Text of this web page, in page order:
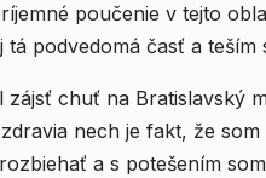
poučenie v tejto
podvedomá časť a
zájsť chuť na Bratislavský
nech je fakt, že
a s potešením